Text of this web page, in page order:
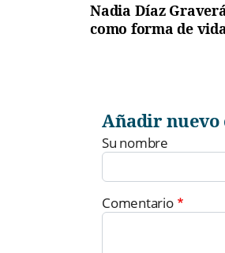
Nadia Díaz
como forma de
Añadir
Su nombre
Comentario